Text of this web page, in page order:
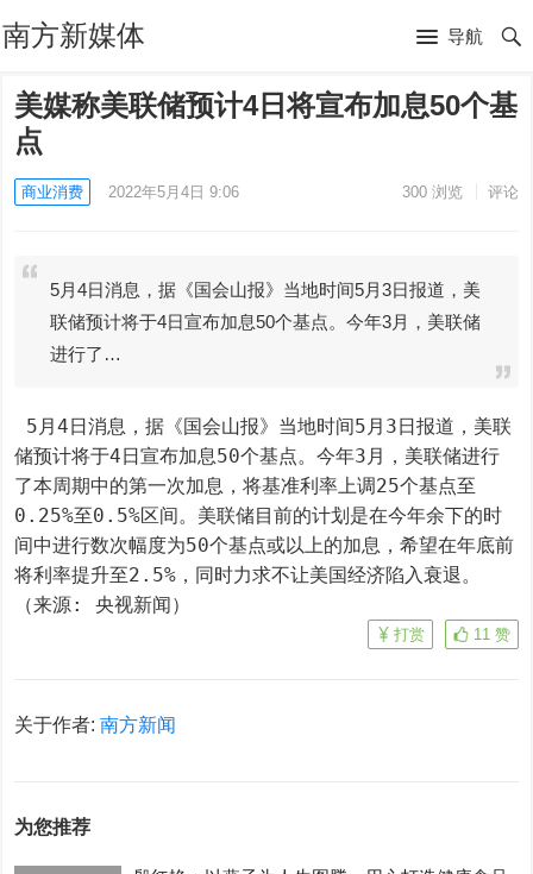
南方新媒体 导航
美媒称美联储预计4日将宣布加息50个基
点
商业消费 2022年5月4日 9:06 300浏览 评论
5月4日消息，据《国会山报》当地时间5月3日报道，美
联储预计将于4日宣布加息50个基点。今年3月，美联储
进行了…
储预计将于4日宣布加息50个基点。今年3月，美联储进行
了本周期中的第一次加息，将基准利率上调25个基点至
0.25%至0.5%区间。美联储目前的计划是在今年余下的时
间中进行数次幅度为50个基点或以上的加息，希望在年底前
将利率提升至2.5%，同时力求不让美国经济陷入衰退。
（来源: 央视新闻）
11 赞
打赏
关于作者:南方新闻
为您推荐